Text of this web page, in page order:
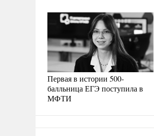
Первая в истории 500-
балльница ЕГЭ поступила в
МФТИ